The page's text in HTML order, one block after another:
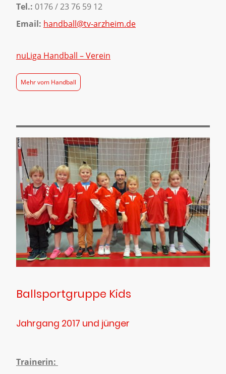
Tel.: 0176 / 23 76 59 12
Email: handball@tv-arzheim.de
nuLiga Handball – Verein
Mehr vom Handball
Ballsportgruppe Kids
Jahrgang 2017 und jünger
Trainerin: